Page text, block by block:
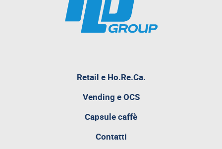
Retail e Ho.Re.Ca.pagina
Vending e OCS
Capsule caffè
Contatti